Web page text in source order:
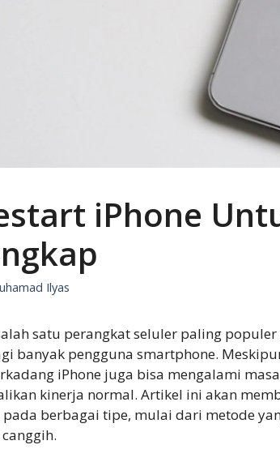
iPhone
Ilyas
satu perangkat seluler paling
banyak pengguna smartphone.
iPhone juga bisa mengalami
kinerja normal. Artikel ini akan
pada berbagai tipe, mulai dari metode